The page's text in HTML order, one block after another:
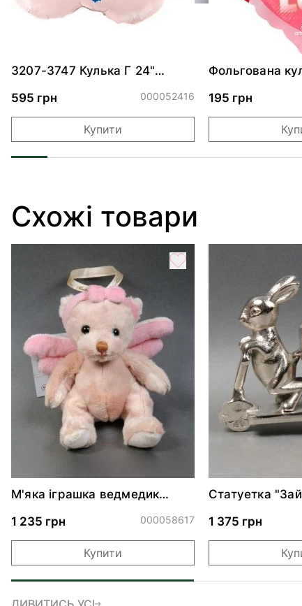
3207-3747 Кулька Г 24"
595 грн
000052416
Купити
Фольгована
обіймами"
195 грн
Схожі товари
М'яка іграшка ведмедик
1 235 грн
000058617
Купити
Статуетка
1 375 грн